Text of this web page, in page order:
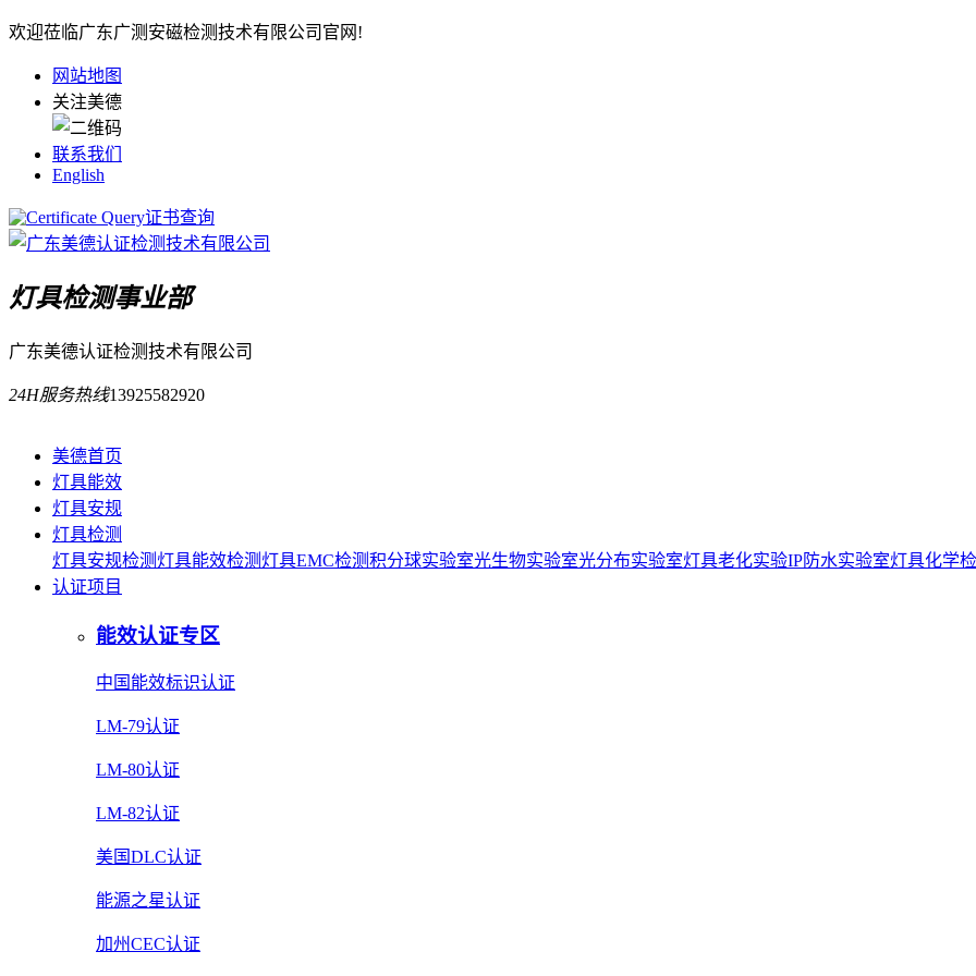
欢迎莅临广东广测安磁检测技术有限公司官网!
网站地图
关注美德
联系我们
English
证书查询
灯具检测事业部
广东美德认证检测技术有限公司
24H服务热线13925582920
美德首页
灯具能效
灯具安规
灯具检测
灯具安规检测 灯具能效检测 灯具EMC检测积分球实验室光生物实验室光分布实验室灯具老化实验IP防水实验室灯具化学
认证项目
能效认证专区
中国能效标识认证
LM-79认证
LM-80认证
LM-82认证
美国DLC认证
能源之星认证
加州CEC认证